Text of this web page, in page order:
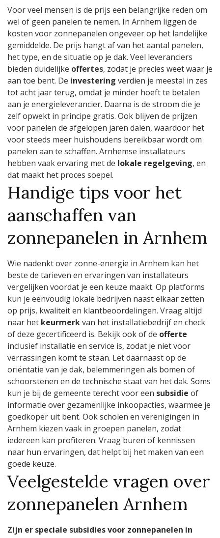
Voor veel mensen is de prijs een belangrijke reden om
wel of geen panelen te nemen. In Arnhem liggen de
kosten voor zonnepanelen ongeveer op het landelijke
gemiddelde. De prijs hangt af van het aantal panelen,
het type, en de situatie op je dak. Veel leveranciers
bieden duidelijke offertes, zodat je precies weet waar je
aan toe bent. De investering verdien je meestal in zes
tot acht jaar terug, omdat je minder hoeft te betalen
aan je energieleverancier. Daarna is de stroom die je
zelf opwekt in principe gratis. Ook blijven de prijzen
voor panelen de afgelopen jaren dalen, waardoor het
voor steeds meer huishoudens bereikbaar wordt om
panelen aan te schaffen. Arnhemse installateurs
hebben vaak ervaring met de lokale regelgeving, en
dat maakt het proces soepel.
Handige tips voor het
aanschaffen van
zonnepanelen in Arnhem
Wie nadenkt over zonne-energie in Arnhem kan het
beste de tarieven en ervaringen van installateurs
vergelijken voordat je een keuze maakt. Op platforms
kun je eenvoudig lokale bedrijven naast elkaar zetten
op prijs, kwaliteit en klantbeoordelingen. Vraag altijd
naar het keurmerkvan het installatiebedrijf en check
of deze gecertificeerd is. Bekijk ook of de offerte
inclusief installatie en service is, zodat je niet voor
verrassingen komt te staan. Let daarnaast op de
oriëntatie van je dak, belemmeringen als bomen of
schoorstenen en de technische staat van het dak. Soms
kun je bij de gemeente terecht voor een subsidie of
informatie over gezamenlijke inkoopacties, waarmee je
goedkoper uit bent. Ook scholen en verenigingen in
Arnhem kiezen vaak in groepen panelen, zodat
iedereen kan profiteren. Vraag buren of kennissen
naar hun ervaringen, dat helpt bij het maken van een
goede keuze.
Veelgestelde vragen over
zonnepanelen Arnhem
Zijn er speciale subsidies voor zonnepanelen in